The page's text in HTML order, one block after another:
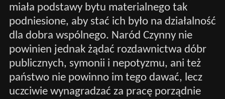
miała podstawy bytu materialnego tak
podniesione, aby stać ich było na działalność
dla dobra wspólnego. Naród Czynny nie
powinien jednak żądać rozdawnictwa dóbr
publicznych, symonii i nepotyzmu, ani też
państwo nie powinno im tego dawać, lecz
uczciwie wynagradzać za pracę porządnie